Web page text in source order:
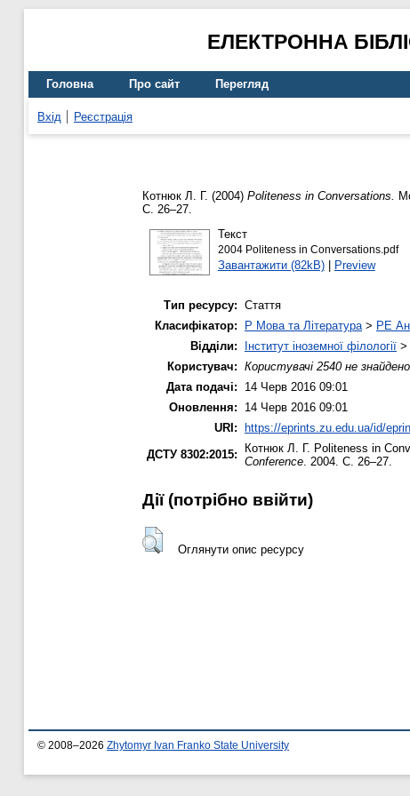
ЕЛЕКТРОННА
Головна Про сайт Перегляд
Вхід Реєстрація
Котнюк Л. Г. (2004) Politeness in Conversations.
С. 26–27.
Текст
2004 Politeness in Conversations.pdf
Завантажити (82kB)| Preview
Тип ресурсу: Стаття
Класифікатор:
P Мова та Література> PE
Відділи:
Інститут іноземної філології >
Користувач: Користувачі 2540 не
Дата подачі:
14 Черв 2016 09:01
Оновлення:
14 Черв 2016 09:01
URI:
https://eprints.zu.edu.ua/id/
ДСТУ 8302:2015:
Котнюк Л. Г. Politeness in
Conference. 2004. С. 26–27.
Дії ​​(потрібно ввійти)
Оглянути опис ресурсу
© 2008–2026 Zhytomyr Ivan Franko State University